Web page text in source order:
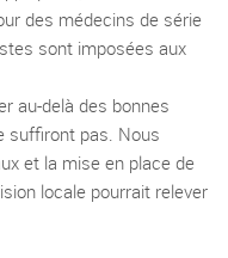
des médecins de série
sont imposées aux
au-delà des bonnes
suffiront pas. Nous
et la mise en place de
locale pourrait relever